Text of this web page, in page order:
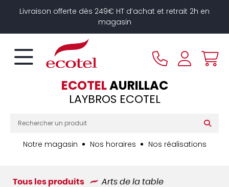
Livraison offerte dès 249€ HT d’achat et retrait 2h en
magasin
ECOTELAURILLAC
LAYBROS ECOTEL
Notre magasin Nos horaires Nos réalisations
Tous les produits
Arts de la table
Panneau de gestion des cookies